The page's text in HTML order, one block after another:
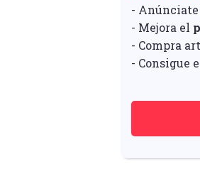
- Anúnciate
- Mejora el
- Compra
- Consigue